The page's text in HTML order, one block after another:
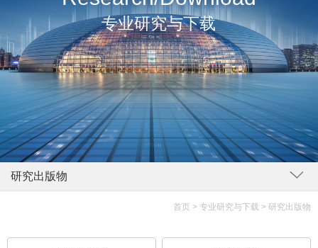
专业研究与下载
研究出版物
首页 > 专业研究与下载 > 研究出版物